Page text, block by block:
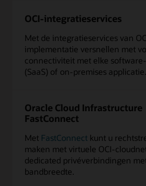
OCI-integratieservices
Met de integratieservices van
implementatie versnellen met
connectiviteit met elke
(SaaS) of on-premises applicatie.
Oracle Cloud Infrastructure
FastConnect
Met FastConnect kunt u
maken met virtuele OCI-
dedicated privéverbindingen
bandbreedte.